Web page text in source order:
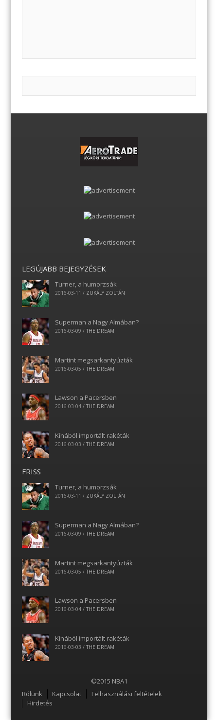
LEGÚJABB BEJEGYZÉSEK
Turner, a humorzsák
2016-03-11 / ZUKÁLY ZOLTÁN
Superman a Nagy Almában?
2016-03-09 / THE DREAM
Martint megsarkantyúzták
2016-03-05 / THE DREAM
Lawson a Pacersben
2016-03-04/ THE DREAM
Kínából importált rakéták
2016-03-03 / THE DREAM
FRISS
Turner, a humorzsák
2016-03-11 / ZUKÁLY ZOLTÁN
Superman a Nagy Almában?
2016-03-09 / THE DREAM
Martint megsarkantyúzták
2016-03-05 / THE DREAM
Lawson a Pacersben
2016-03-04/ THE DREAM
Kínából importált rakéták
2016-03-03 / THE DREAM
©2015 NBA1
Menu
Rólunk Kapcsolat
Felhasználási feltételek
Hirdetés